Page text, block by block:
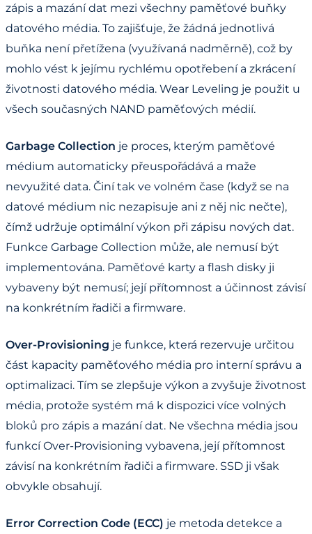
zápis a mazání dat mezi všechny paměťové buňky
datového média. To zajišťuje, že žádná jednotlivá
buňka není přetížena (využívaná nadměrně), což by
mohlo vést k jejímu rychlému opotřebení a zkrácení
životnosti datového média. Wear Leveling je použit u
všech současných NAND paměťových médií.
Garbage Collection je proces, kterým paměťové
médium automaticky přeuspořádává a maže
nevyužité data. Činí tak ve volném čase (když se na
datové médium nic nezapisuje ani z něj nic nečte),
čímž udržuje optimální výkon při zápisu nových dat.
Funkce Garbage Collection může, ale nemusí být
implementována. Paměťové karty a flash disky ji
vybaveny být nemusí; její přítomnost a účinnost závisí
na konkrétním řadiči a firmware.
Over-Provisioning je funkce, která rezervuje určitou
část kapacity paměťového média pro interní správu a
optimalizaci. Tím se zlepšuje výkon a zvyšuje životnost
média, protože systém má k dispozici více volných
bloků pro zápis a mazání dat. Ne všechna média jsou
funkcí Over-Provisioning vybavena, její přítomnost
závisí na konkrétním řadiči a firmware. SSD ji však
obvykle obsahují.
Error Correction Code (ECC) je metoda detekce a